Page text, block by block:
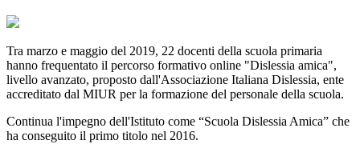
Tra marzo e maggio del 2019, 22 docenti della scuola primaria
hanno frequentato il percorso formativo online "Dislessia amica",
livello avanzato, proposto dall'Associazione Italiana Dislessia, ente
accreditato dal MIUR per la formazione del personale della scuola.
Continua l'impegno dell'Istituto come “Scuola Dislessia Amica” che
ha conseguito il primo titolo nel 2016.